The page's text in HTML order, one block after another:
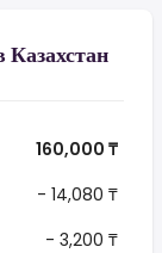
160,000 ₸
- 14,080 ₸
- 3,200 ₸